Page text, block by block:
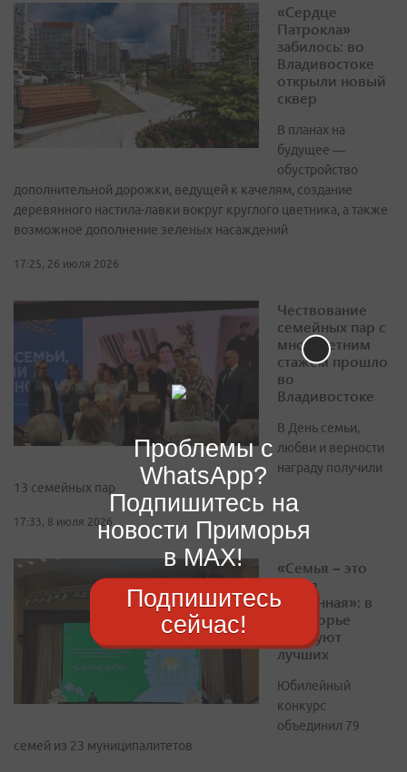
«Сердце
Патрокла»
забилось: во
Владивостоке
открыли новый
сквер
В планах на
будущее —
обустройство
дополнительной дорожки, ведущей к качелям, создание
деревянного настила-лавки вокруг круглого цветника, а также
возможное дополнение зеленых насаждений
17:25, 26 июля 2026
Чествование
семейных пар с
многолетним
стажем прошло
во
Владивостоке
В День семьи,
любви и верности
награду получили
13 семейных пар
17:33, 8 июля 2026
«Семья – это
целая
вселенная»: в
Приморье
чествуют
лучших
Юбилейный
конкурс
объединил 79
семей из 23 муниципалитетов
Проблемы с
WhatsApp?
Подпишитесь на
новости Приморья
в MAX!
Подпишитесь
сейчас!